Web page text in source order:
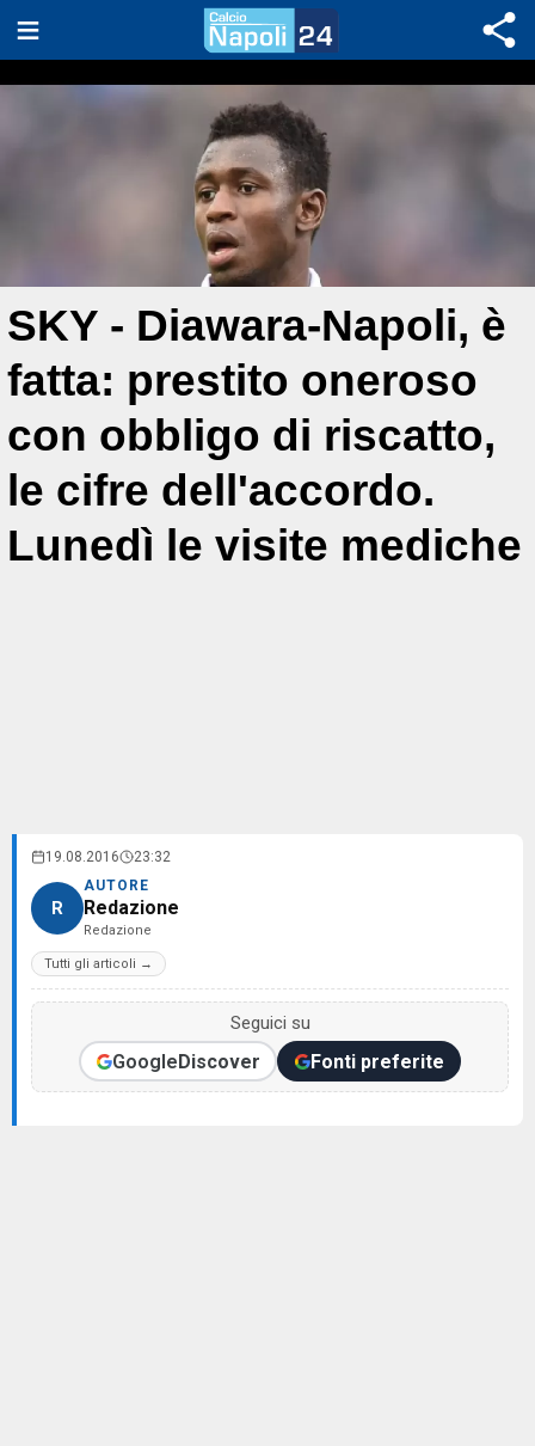
SKY - Diawara-Napoli, è
fatta: prestito oneroso
con obbligo di riscatto,
le cifre dell'accordo.
Lunedì le visite mediche
19.08.2016 23:32
R
AUTORE
Redazione
Redazione
Tutti gli articoli →
Seguici su
GoogleDiscover Fonti preferite